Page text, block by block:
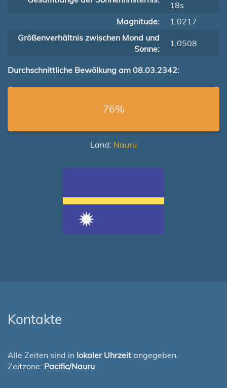
18s
Magnitude:
1.0217
Größenverhältnis zwischen Mond und
Sonne:
1.0508
Durchschnittliche Bewölkung am 08.03.2342:
76%
Land: Nauru
Kontakte
Alle Zeiten sind in lokaler Uhrzeit angegeben.
Zeitzone: Pacific/Nauru